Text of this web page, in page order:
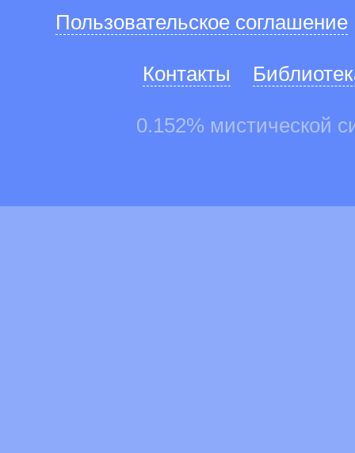
Пользовательское соглашение
Контакты
0.152% мистической